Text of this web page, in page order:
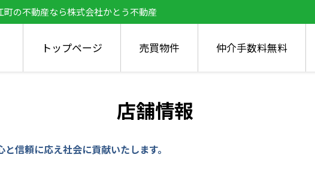
の不動産なら株式会社かとう不動産
トップページ 売買物件 仲介手数料無料
店舗情報
信頼に応え社会に貢献いたします。